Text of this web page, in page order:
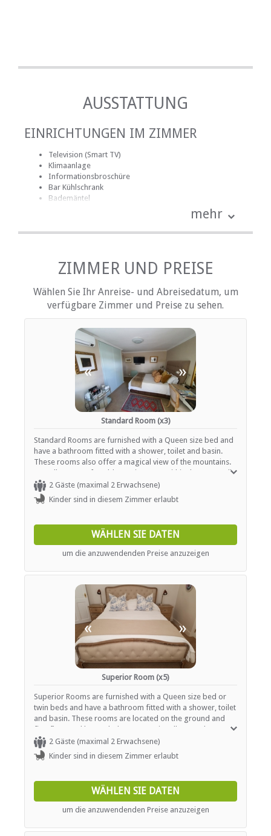
AUSSTATTUNG
EINRICHTUNGEN IM ZIMMER
Television (Smart TV)
Klimaanlage
Informationsbroschüre
Bar Kühlschrank
Bademäntel
Bettwäsche
Schreibtisch
DVD-Player
Haartrockner
Heizung (en)
Internationale Steckdosen
Internetverbindung (drahtlos)
Terrasse / Veranda / Balkon
Safe für Wertsachen
Rauchen: nicht erlaubt
Tee- und Kaffeekocher
Fernsehen (mit M-Net)
Fernsehen (mit Satellit)
EINRICHTUNGEN AUF DEM GELÄNDE
Klimaanlage
Garten(e)
Zimmerreinigung (täglich)
Wäscheservice
Parkplatz (abseits der Straße)
Rezeption (Geschäftszeiten)
Schwimmbad
INTERNET
TRANSFERS
Tourenhilfe
mehr
ZIMMER UND PREISE
Wählen Sie Ihr Anreise- und Abreisedatum, um
verfügbare Zimmer und Preise zu sehen.
« »
Standard Room (x3)
Standard Rooms are furnished with a Queen size bed and
have a bathroom fitted with a shower, toilet and basin.
These rooms also offer a magical view of the mountains.
as well as a comfortable seating area within the room. All
rooms have a mini fridge, satellite TV, tea / coffee facilities
and air-conditioning (heating and cooling).
2 Gäste (maximal 2 Erwachsene)
Kinder sind in diesem Zimmer erlaubt
WÄHLEN SIE DATEN
um die anzuwendenden Preise anzuzeigen
« »
Superior Room (x5)
Superior Rooms are furnished with a Queen size bed or
twin beds and have a bathroom fitted with a shower, toilet
and basin. These rooms are located on the ground and
first floor and have a balcony or patio. All rooms have a
mini fridge, satellite TV, tea / coffee facilities and air-
conditioning (heating and cooling).
2 Gäste (maximal 2 Erwachsene)
Kinder sind in diesem Zimmer erlaubt
WÄHLEN SIE DATEN
um die anzuwendenden Preise anzuzeigen